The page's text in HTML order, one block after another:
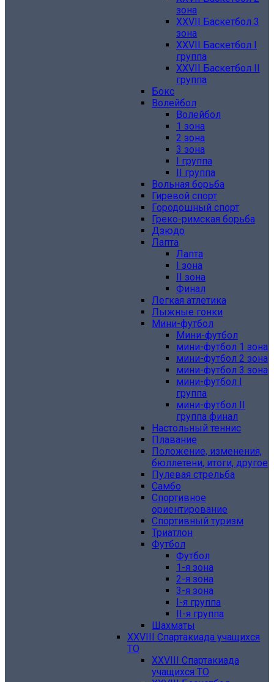
зона
XXVII Баскетбол 3
зона
XXVII Баскетбол I
группа
XXVII Баскетбол II
группа
Бокс
Волейбол
Волейбол
1 зона
2 зона
3 зона
I группа
II группа
Вольная борьба
Гиревой спорт
Городошный спорт
Греко-римская борьба
Дзюдо
Лапта
Лапта
I зона
II зона
Финал
Легкая атлетика
Лыжные гонки
Мини-футбол
Мини-футбол
мини-футбол 1 зона
мини-футбол 2 зона
мини-футбол 3 зона
мини-футбол I
группа
мини-футбол II
группа финал
Настольный теннис
Плавание
Положение, изменения,
бюллетени, итоги, другое
Пулевая стрельба
Самбо
Спортивное
ориентирование
Спортивный туризм
Триатлон
Футбол
Футбол
1-я зона
2-я зона
3-я зона
I-я группа
II-я группа
Шахматы
XXVIII Спартакиада учащихся
ТО
XXVIII Спартакиада
учащихся ТО